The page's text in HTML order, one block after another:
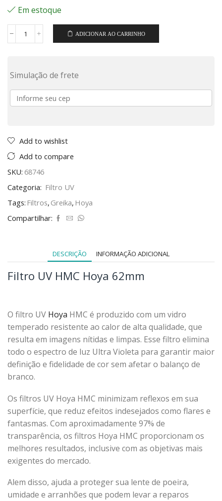
Em estoque
ADICIONAR AO CARRINHO
Simulação de frete
Add to wishlist
Add to compare
SKU: 68746
Categoria: Filtro UV
Tags: Filtros, Greika, Hoya
Compartilhar:
DESCRIÇÃO INFORMAÇÃO ADICIONAL
Filtro UV HMC Hoya 62mm
O filtro UV Hoya HMC é produzido com um vidro
temperado resistente ao calor de alta qualidade, que
resulta em imagens nítidas e limpas. Esse filtro elimina
todo o espectro de luz Ultra Violeta para garantir maior
definição e fidelidade de cor sem afetar o balanço de
branco.
Os filtros UV Hoya HMC minimizam reflexos em sua
superfície, que reduz efeitos indesejados como flares e
fantasmas. Com aproximadamente 97% de
transparência, os filtros Hoya HMC proporcionam os
melhores resultados, inclusive com as objetivas mais
exigentes do mercado.
Alem disso, ajuda a proteger sua lente de poeira,
umidade e arranhões que podem levar a reparos